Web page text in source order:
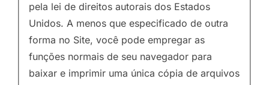
pela lei de direitos autorais dos Estados
Unidos. A menos que especificado de outra
forma no Site, você pode empregar as
funções normais de seu navegador para
baixar e imprimir uma única cópia de arquivos